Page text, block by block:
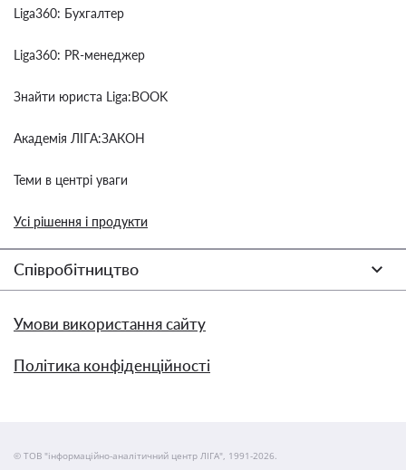
Liga360: Бухгалтер
Liga360: PR-менеджер
Знайти юриста Liga:BOOK
Академія ЛІГА:ЗАКОН
Теми в центрі уваги
Усі рішення і продукти
Співробітництво
Умови використання сайту
Політика конфіденційності
© ТОВ "інформаційно-аналітичний центр ЛІГА", 1991-2026.